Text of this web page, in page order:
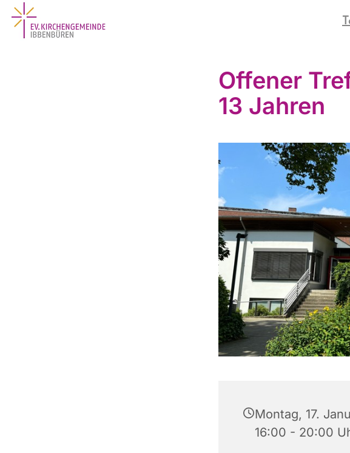
Offener
13 Jahren
Montag, 17.
16:00 - 20:00